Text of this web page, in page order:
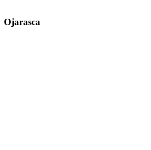
Ojarasca